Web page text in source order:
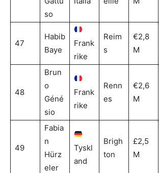
so
47
Habib
Baye
Frank
rike
Reim
s
€2,8
M
48
Brun
o
Géné
sio
Frank
rike
Renn
es
€2,6
M
49
Fabia
n
Hürz
eler
Tyskl
and
Brigh
ton
£2,5
M